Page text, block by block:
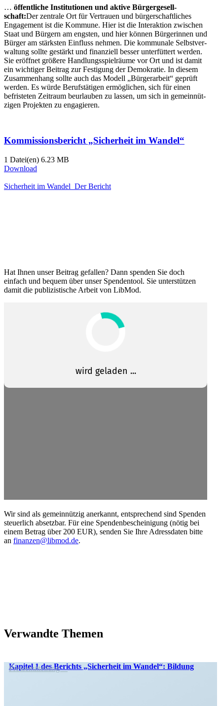
… öffent­liche Insti­tu­tionen und aktive Bürger­ge­sell­
schaft:Der zentrale Ort für Vertrauen und bürger­schaft­liches
Engagement ist die Kommune. Hier ist die Inter­aktion zwischen
Staat und Bürgern am engsten, und hier können Bürge­rinnen und
Bürger am stärksten Einfluss nehmen. Die kommunale Selbst­ver­
waltung sollte gestärkt und finan­ziell besser unter­füttert werden.
Sie eröffnet größere Handlungs­spiel­räume vor Ort und ist damit
ein wichtiger Beitrag zur Festigung der Demokratie. In diesem
Zusam­menhang sollte auch das Modell „Bürger­arbeit“ geprüft
werden. Es würde Berufs­tä­tigen ermög­lichen, sich für einen
befris­teten Zeitraum beurlauben zu lassen, um sich in gemein­nüt­
zigen Projekten zu engagieren.
Kommis­si­ons­be­richt „Sicherheit im Wandel“
1 Datei(en) 6.23 MB
Download
Sicherheit im Wandel_​Der Bericht
Hat Ihnen unser Beitrag gefallen? Dann spenden Sie doch
einfach und bequem über unser Spendentool. Sie unter­stützen
damit die publi­zis­tische Arbeit von LibMod.
Wir sind als gemein­nützig anerkannt, entspre­chend sind Spenden
steuerlich absetzbar. Für eine Spenden­be­schei­nigung (nötig bei
einem Betrag über 200 EUR), senden Sie Ihre Adress­daten bitte
an finanzen@libmod.de.
Verwandte Themen
Kapitel 1 des Berichts „Sicherheit im Wandel“: Bildung
Presse­mit­teilung